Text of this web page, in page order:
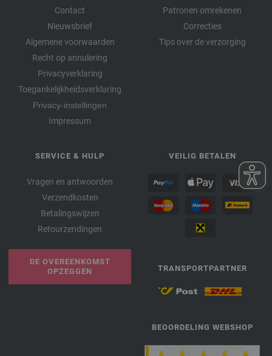
Contact
Nieuwsbrief
Algemene voorwaarden
Recht op annulering
Privacyverklaring
Toegankelijkheidsverklaring
Privacy-instellingen
Impressum
Patronen omrekenen
Correcties
Tips over de verzorging
SERVICE & HULP
Vragen en antwoorden
Verzendkosten
Betalingswijzen
Retourzendingen
DE OVEREENKOMST
OPZEGGEN
VEILIG BETALEN
TRANSPORTPARTNER
BEOORDELING WEBSHOP